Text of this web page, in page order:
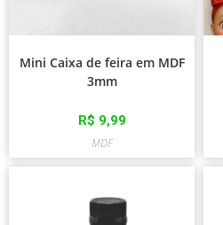
Mini Caixa de feira em MDF
3mm
R$ 9,99
MDF